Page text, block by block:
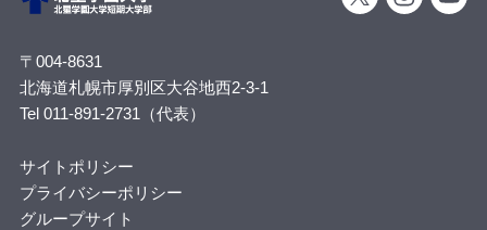
〒004-8631
北海道札幌市厚別区大谷地西2-3-1
Tel 011-891-2731（代表）
サイトポリシー
プライバシーポリシー
グループサイト